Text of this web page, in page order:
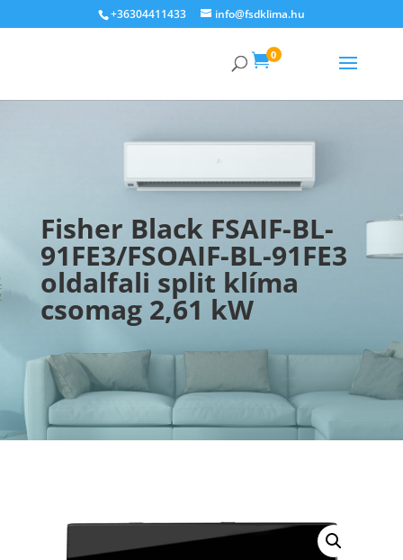
+36304411433 info@fsdklima.hu
0
Fisher Black FSAIF-BL-
91FE3/FSOAIF-BL-91FE3
oldalfali split klíma
csomag 2,61 kW